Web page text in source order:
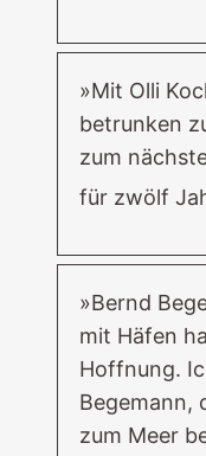
»Mit Olli
betrunken
zum
für zwölf
»Bernd
mit Häfen
Hoffnung.
Begemann,
zum Meer